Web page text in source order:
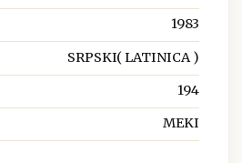
1983
SRPSKI( LATINICA )
194
MEKI